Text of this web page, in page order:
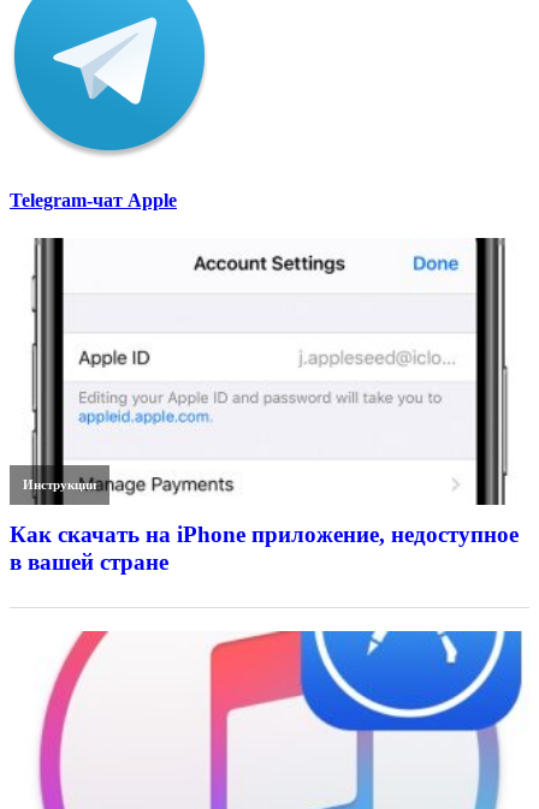
Telegram-чат Apple
Инструкции
Как скачать на iPhone приложение, недоступное
в вашей стране